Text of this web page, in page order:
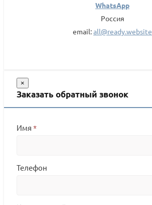
WhatsApp
Россия
email:all@ready.website
×
Заказать обратный звонок
Имя *
Телефон